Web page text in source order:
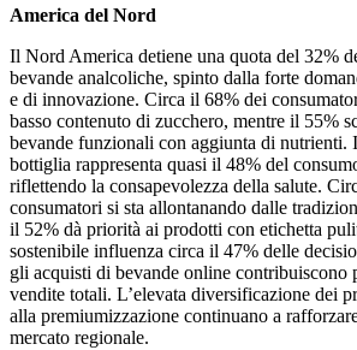
America del Nord
Il Nord America detiene una quota del 32%
bevande analcoliche, spinto dalla forte
e di innovazione. Circa il 68% dei
basso contenuto di zucchero, mentre il 55%
bevande funzionali con aggiunta di nutrienti.
bottiglia rappresenta quasi il 48% del
riflettendo la consapevolezza della salute.
consumatori si sta allontanando dalle
il 52% dà priorità ai prodotti con etichetta
sostenibile influenza circa il 47% delle
gli acquisti di bevande online contribuiscono
vendite totali. L’elevata diversificazione dei
alla premiumizzazione continuano a
mercato regionale.